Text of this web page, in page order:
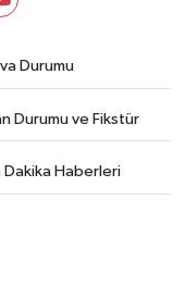
Durumu
Durumu ve Fikstür
Dakika Haberleri